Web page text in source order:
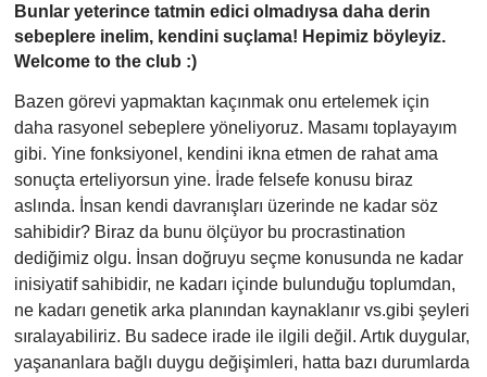
Bunlar yeterince tatmin edici olmadıysa daha derin
sebeplere inelim, kendini suçlama! Hepimiz böyleyiz.
Welcome to the club :)
Bazen görevi yapmaktan kaçınmak onu ertelemek için
daha rasyonel sebeplere yöneliyoruz. Masamı toplayayım
gibi. Yine fonksiyonel, kendini ikna etmen de rahat ama
sonuçta erteliyorsun yine. İrade felsefe konusu biraz
aslında. İnsan kendi davranışları üzerinde ne kadar söz
sahibidir? Biraz da bunu ölçüyor bu procrastination
dediğimiz olgu. İnsan doğruyu seçme konusunda ne kadar
inisiyatif sahibidir, ne kadarı içinde bulunduğu toplumdan,
ne kadarı genetik arka planından kaynaklanır vs.gibi şeyleri
sıralayabiliriz. Bu sadece irade ile ilgili değil. Artık duygular,
yaşananlara bağlı duygu değişim leri, hatta bazı durumlarda